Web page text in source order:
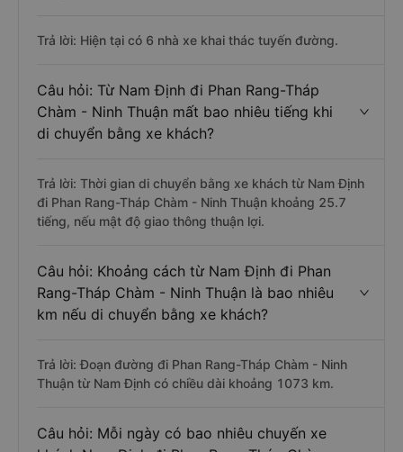
Trả lời: Hiện tại có 6 nhà xe khai thác tuyến đường.
Câu hỏi: Từ Nam Định đi Phan Rang-Tháp
Chàm - Ninh Thuận mất bao nhiêu tiếng khi
di chuyển bằng xe khách?
Trả lời: Thời gian di chuyển bằng xe khách từ Nam Định
đi Phan Rang-Tháp Chàm - Ninh Thuận khoảng 25.7
tiếng, nếu mật độ giao thông thuận lợi.
Câu hỏi: Khoảng cách từ Nam Định đi Phan
Rang-Tháp Chàm - Ninh Thuận là bao nhiêu
km nếu di chuyển bằng xe khách?
Trả lời: Đoạn đường đi Phan Rang-Tháp Chàm - Ninh
Thuận từ Nam Định có chiều dài khoảng 1073 km.
Câu hỏi: Mỗi ngày có bao nhiêu chuyến xe